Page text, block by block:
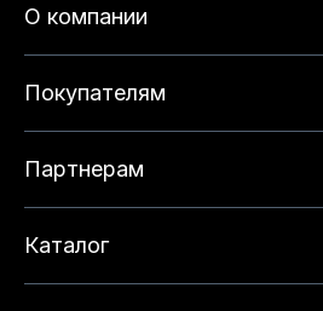
О компании
Покупателям
Партнерам
Каталог